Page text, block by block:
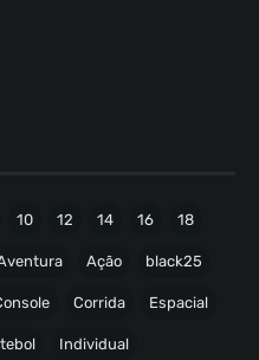
10 12 14 16 18
Ação black25
Corrida Espacial
Individual